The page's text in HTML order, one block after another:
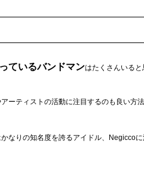
ているバンドマンはたくさんいると
ーティストの活動に注目するのも良い方法
なりの知名度を誇るアイドル、Negicco